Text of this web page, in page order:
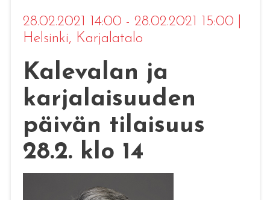
28.02.2021 14:00 - 28.02.2021 15:00
Helsinki, Karjalatalo
Kalevalan ja
karjalaisuuden
päivän tilaisuus
28.2. klo 14